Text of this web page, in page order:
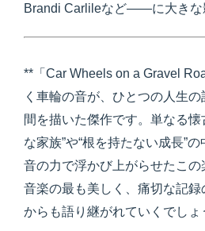
Brandi Carlileなど――に大きな
**「Car Wheels on a Gravel
く車輪の音が、ひとつの人生
間を描いた傑作です。単なる懐
な家族”や“根を持たない成長”
音の力で浮かび上がらせたこ
音楽の最も美しく、痛切な記
からも語り継がれていくでしょ